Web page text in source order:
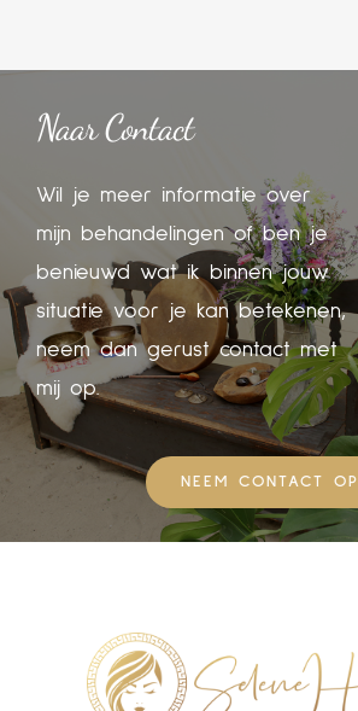
Naar Contact
Wil je meer informatie over
mijn behandelingen of ben je
benieuwd wat ik binnen jouw
situatie voor je kan betekenen,
neem dan gerust contact met
mij op.
NEEM CONTACT OP